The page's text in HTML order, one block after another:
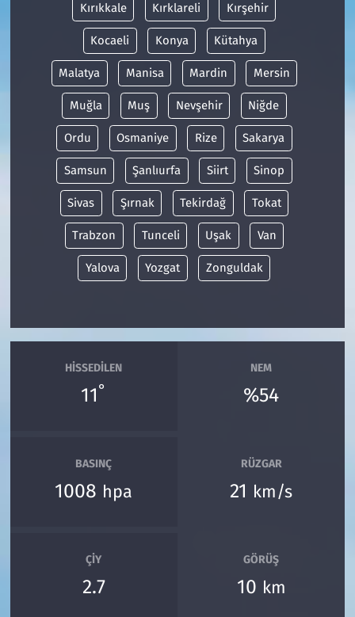
Kırıkkale Kırklareli Kırşehir
Kocaeli Konya Kütahya
Malatya Manisa Mardin Mersin
Muğla Muş Nevşehir Niğde
Ordu Osmaniye Rize Sakarya
Samsun Şanlıurfa Siirt Sinop
Sivas Şırnak Tekirdağ Tokat
Trabzon Tunceli Uşak Van
Yalova Yozgat Zonguldak
HISSEDILEN
11°
NEM
%54
BASINÇ
1008 hpa
RÜZGAR
21 km/s
ÇIY
2.7
GÖRÜŞ
10 km